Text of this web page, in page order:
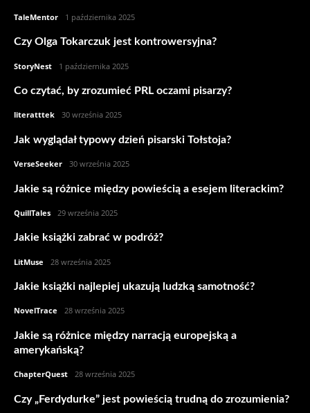
TaleMentor 1 października 2025
Czy Olga Tokarczuk jest kontrowersyjna?
StoryNest 1 października 2025
Co czytać, by zrozumieć PRL oczami pisarzy?
literatttek 30 września 2025
Jak wyglądał typowy dzień pisarski Tołstoja?
VerseSeeker 30 września 2025
Jakie są różnice między powieścią a esejem literackim?
QuillTales 29 września 2025
Jakie książki zabrać w podróż?
LitMuse 28 września 2025
Jakie książki najlepiej ukazują ludzką samotność?
NovelTrace 28 września 2025
Jakie są różnice między narracją europejską a
amerykańską?
ChapterQuest 28 września 2025
Czy „Ferdydurke” jest powieścią trudną do zrozumienia?